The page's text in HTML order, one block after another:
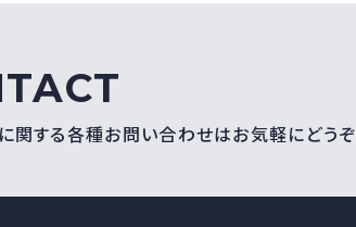
関する各種お問い合わせはお気軽にどうぞ